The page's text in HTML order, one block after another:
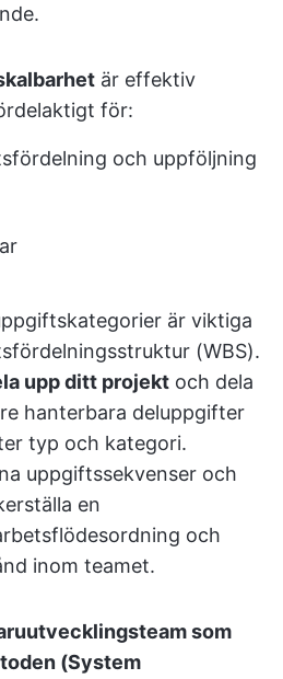
är effektiv
för:
och uppföljning
är viktiga
(WBS).
upp ditt projekt och dela
hanterbara deluppgifter
typ och kategori.
uppgiftssekvenser och
en
och
inom teamet.
som
(System